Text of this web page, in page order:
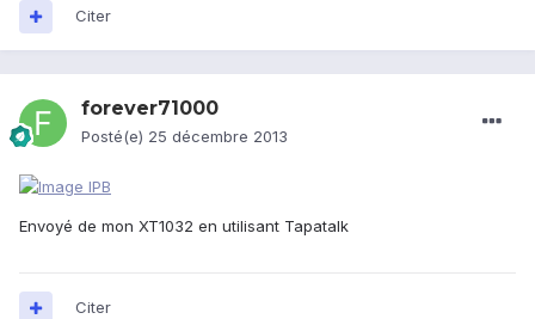
Citer
forever71000
Posté(e) 25 décembre 2013
Envoyé de mon XT1032 en utilisant Tapatalk
Citer